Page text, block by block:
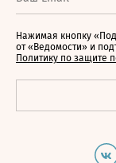
Нажимая кнопку
от «Ведомости» и
Политику по защите